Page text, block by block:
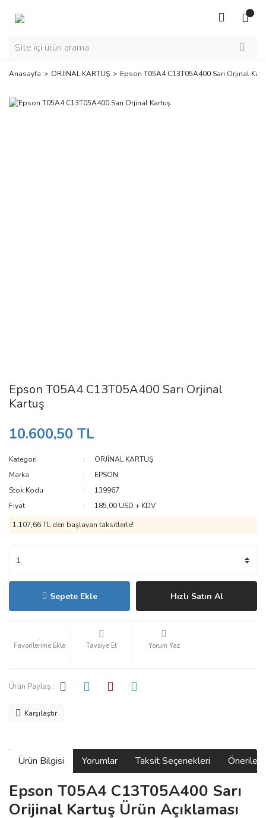
Anasayfa ORJİNAL KARTUŞ Epson T05A4 C13T05A400 Sarı Orjinal
Epson T05A4 C13T05A400 Sarı Orjinal
Kartuş
10.600,50 TL
Kategori
ORJİNAL KARTUŞ
Marka
EPSON
Stok Kodu
139967
Fiyat
185,00 USD + KDV
1.107,66 TL den başlayan taksitlerle!
Sepete Ekle Hızlı Satın Al
Tavsiye Et Yorum Yaz
Ürün Paylaş :
Karşılaştır
Ürün Bilgisi Yorumlar Taksit Seçenekleri
Epson T05A4 C13T05A400 Sarı
Orijinal Kartuş Ürün Açıklaması